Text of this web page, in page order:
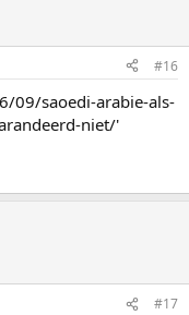
#16
09/saoedi-arabie-als-
niet/'
#17